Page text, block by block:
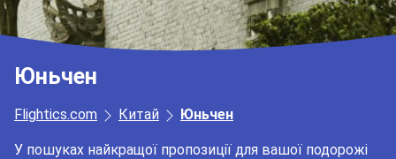
Юньчен
Flightics.com Китай Юньчен
У пошуках найкращої пропозиції для вашої подорожі